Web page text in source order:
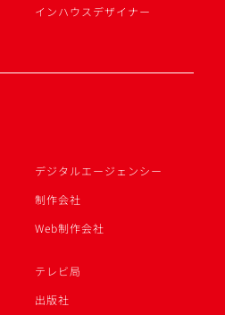
インハウスデザイナー
デジタルエージェンシー
制作会社
Web制作会社
テレビ局
出版社